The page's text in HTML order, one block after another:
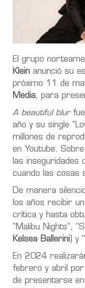
El grupo
Klein anunció su
próximo 11 de
Media, para
A beautiful blurfue
año y su single
millones de
en Youtube.
las inseguridades
cuando las cosas
De manera
los años recibir
crítica y hasta
"Malibu Nights",
Kelsea Ballerini ) y
En 2024
febrero y abril por
de presentarse